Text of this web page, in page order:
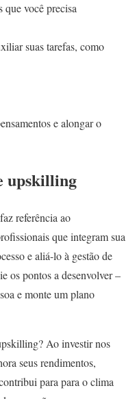
que você precisa
suas tarefas, como
e alongar o
upskilling
referência ao
que integram sua
e aliá-lo à gestão de
os pontos a desenvolver –
e monte um plano
Ao investir nos
seus rendimentos,
para para o clima